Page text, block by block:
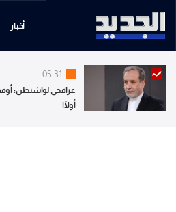
أخبار
05:31
عراقجي لواشنطن:
أولًا!